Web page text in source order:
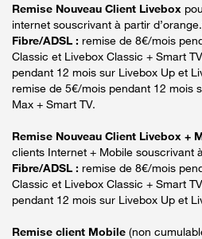
Remise Nouveau Client Livebox
internet souscrivant à partir
Fibre/ADSL : remise de 8€/mois
Classic et Livebox Classic + Smart
pendant 12 mois sur Livebox Up et
remise de 5€/mois pendant 12 mois
Max + Smart TV.
Remise Nouveau Client Livebox +
clients Internet + Mobile souscrivant
Fibre/ADSL : remise de 8€/mois
Classic et Livebox Classic + Smart
pendant 12 mois sur Livebox Up et
Remise client Mobile (non